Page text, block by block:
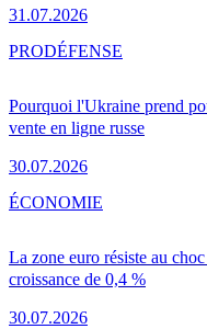
31.07.2026
Pourquoi l'Ukraine prend
vente en ligne russe
30.07.2026
PRODÉFENSE
La zone euro résiste au
croissance de 0,4 %
30.07.2026
ÉCONOMIE